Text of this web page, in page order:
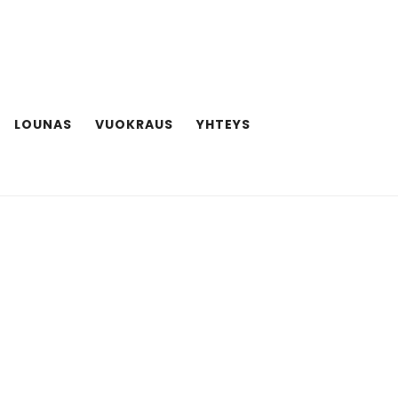
LOUNAS VUOKRAUS YHTEYS